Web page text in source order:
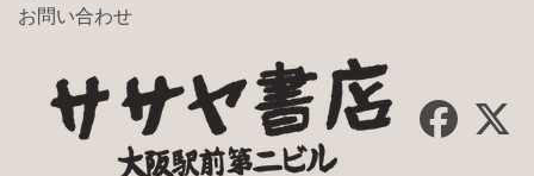
お問い合わせ